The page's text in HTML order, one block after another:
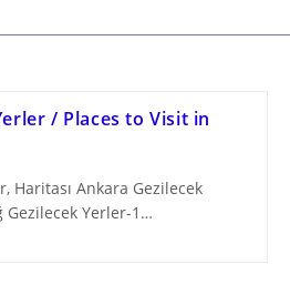
/ Places to Visit in
Haritası Ankara Gezilecek
Gezilecek Yerler-1…